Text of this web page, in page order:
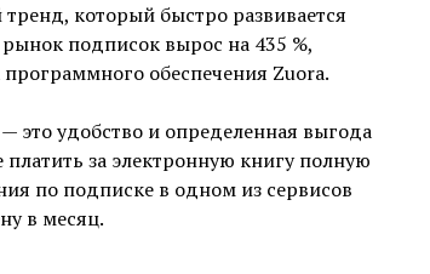
который быстро развивается
подписок вырос на 435 %,
программного обеспечения Zuora.
это удобство и определенная выгода
за электронную книгу полную
по подписке в одном из сервисов
в месяц.